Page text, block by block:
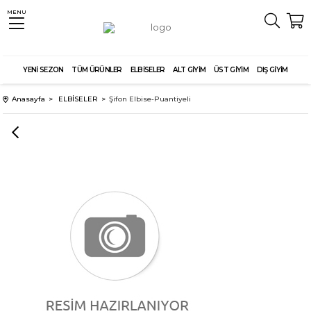
MENU
YENİ SEZON TÜM ÜRÜNLER ELBİSELER ALT GİYİM ÜST GİYİM DIŞ GİYİM
Anasayfa ELBİSELER Şifon Elbise-Puantiyeli